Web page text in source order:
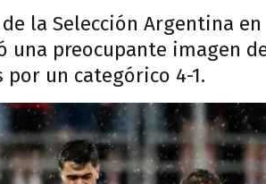
la Selección Argentina
una preocupante imagen
un categórico 4-1.